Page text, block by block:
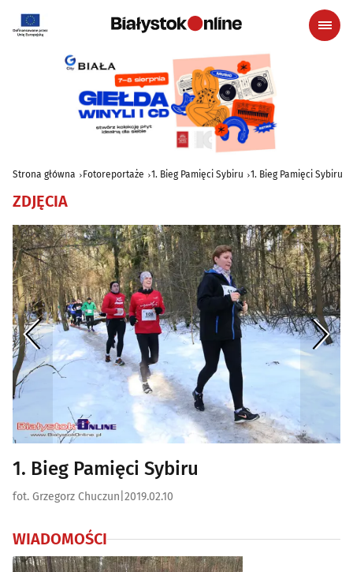
Strona główna Fotoreportaże 1. Bieg Pamięci Sybiru 1. Bieg Pamięci Sybiru
ZDJĘCIA
1. Bieg Pamięci Sybiru
fot. Grzegorz Chuczun 2019.02.10
WIADOMOŚCI